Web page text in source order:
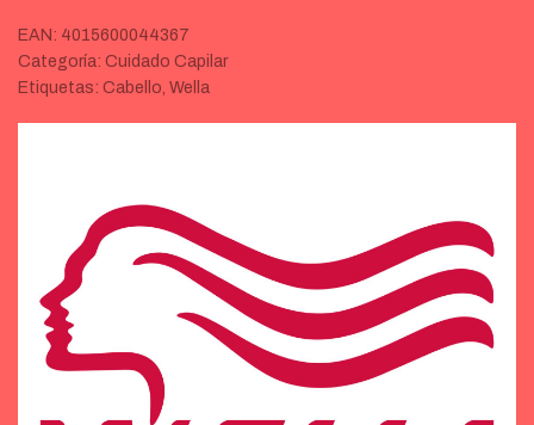
EAN: 4015600044367
Categoría: Cuidado Capilar
Etiquetas: Cabello, Wella